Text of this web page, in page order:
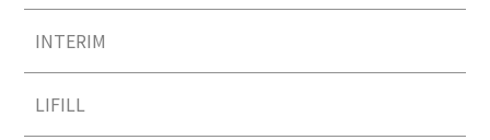
INTERIM
LIFILL